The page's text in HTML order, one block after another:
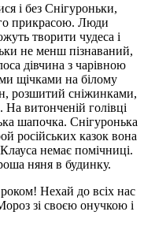
і без Снігуроньки,
прикрасою. Люди
творити чудеса і
не менш пізнаваний,
дівчина з чарівною
щічками на білому
розшитий сніжинками,
На витонченій голівці
шапочка. Снігуронька
російських казок вона
немає помічниці.
няня в будинку.
Нехай до всіх нас
зі своєю онучкою і